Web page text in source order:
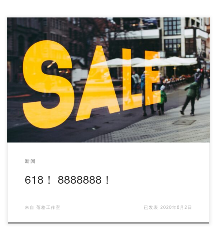
618 大促！ 哈哈哈哈 618购物节（6月3日起至30日止）期间，落
格工作室所有 A […]
新闻
618！ 8888888！
来自 落格工作室 已发表2020年6月2日